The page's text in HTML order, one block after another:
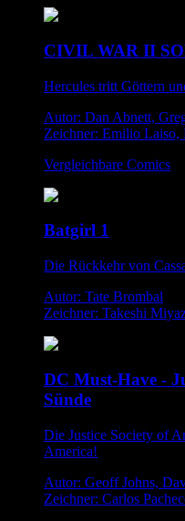
CIVIL WAR II
Hercules tritt Göttern
Autor: Dan Abnett,
Zeichner: Emilio Laiso,
Vergleichbare Comics
Batgirl 1
Die Rückkehr von
Autor: Tate Brombal
Zeichner: Takeshi
DC Must-Have -
Sünde
Die Justice Society of
America!
Autor: Geoff Johns,
Zeichner: Carlos